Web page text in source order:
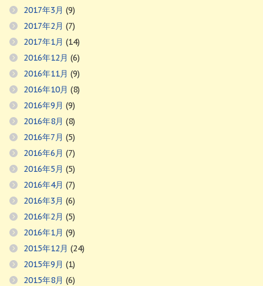
2017年3月 (9)
2017年2月 (7)
2017年1月 (14)
2016年12月 (6)
2016年11月 (9)
2016年10月 (8)
2016年9月 (9)
2016年8月 (8)
2016年7月 (5)
2016年6月 (7)
2016年5月 (5)
2016年4月 (7)
2016年3月 (6)
2016年2月 (5)
2016年1月 (9)
2015年12月 (24)
2015年9月 (1)
2015年8月 (6)